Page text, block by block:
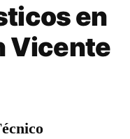
en
Vicente